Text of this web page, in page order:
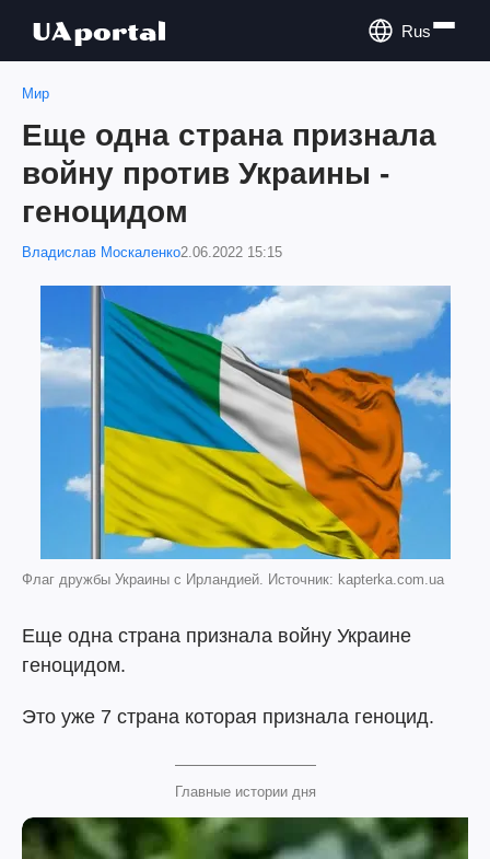
Rus
Мир
Еще одна страна признала
войну против Украины -
геноцидом
Владислав Москаленко2.06.2022 15:15
Флаг дружбы Украины с Ирландией. Источник: kapterka.com.ua
Еще одна страна признала войну Украине
геноцидом.
Это уже 7 страна которая признала геноцид.
Главные истории дня